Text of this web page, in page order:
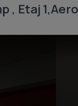
, Etaj